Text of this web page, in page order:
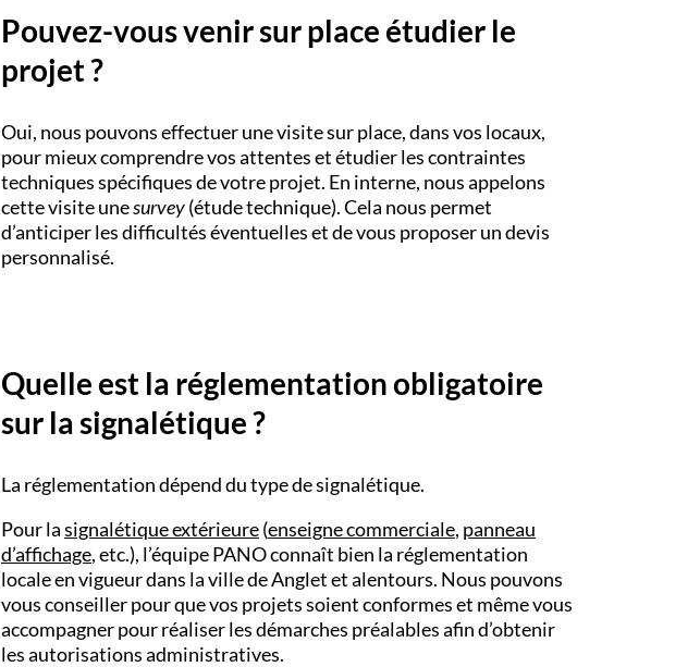
Pouvez-vous venir sur place étudier le
projet ?
Oui, nous pouvons effectuer une visite sur place, dans vos locaux,
pour mieux comprendre vos attentes et étudier les contraintes
techniques spécifiques de votre projet. En interne, nous appelons
cette visite unesurvey(étude technique). Cela nous permet
d’anticiper les difficultés éventuelles et de vous proposer un devis
personnalisé.
Quelle est la réglementation obligatoire
sur la signalétique ?
La réglementation dépend du type de signalétique.
Pour lasignalétique extérieure(enseigne commerciale, panneau
d’affichage, etc.), l’équipe PANO connaît bien la réglementation
locale en vigueur dans la ville de Anglet et alentours. Nous pouvons
vous conseiller pour que vos projets soient conformes et même vous
accompagner pour réaliser les démarches préalables afin d’obtenir
les autorisations administratives.